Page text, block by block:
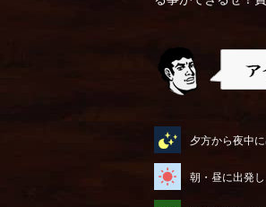
夕方から夜中
朝・昼に出発